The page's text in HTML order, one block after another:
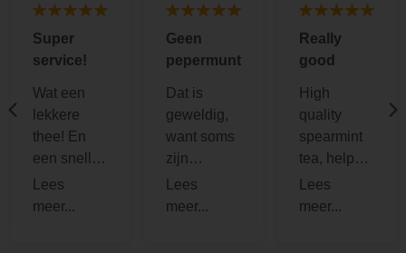
Super
service!
Wat een
lekkere
thee! En
een snelle
en fijne
service,
Geen
pepermunt
Dat is
geweldig,
want soms
zijn
bedrijven
nogal sluw.
Really
good
High
quality
spearmint
tea, helps
me with
hormonal